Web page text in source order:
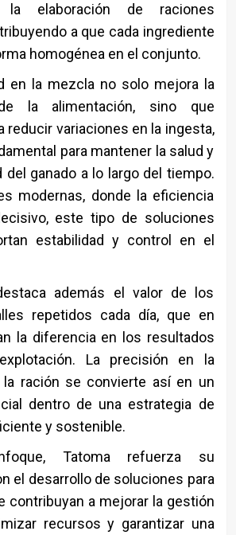
elaboración de raciones
a que cada ingrediente
homogénea en el conjunto.
en la mezcla no solo mejora la
la alimentación, sino que
reducir variaciones en la ingesta,
para mantener la salud y
del ganado a lo largo del tiempo.
modernas, donde la eficiencia
este tipo de soluciones
estabilidad y control en el
además el valor de los
repetidos cada día, que en
la diferencia en los resultados
La precisión en la
la ración se convierte así en un
dentro de una estrategia de
y sostenible.
Tatoma refuerza su
el desarrollo de soluciones para
contribuyan a mejorar la gestión
recursos y garantizar una